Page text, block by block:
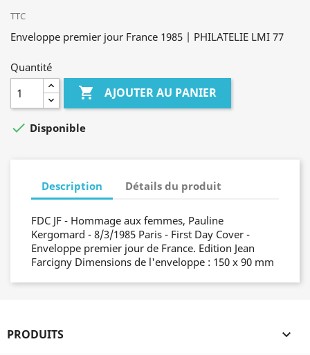
TTC
Enveloppe premier jour France 1985 | PHILATELIE LMI 77
Quantité
 AJOUTER AU PANIER
 Disponible
Description Détails du produit
FDC JF - Hommage aux femmes, Pauline
Kergomard - 8/3/1985 Paris - First Day Cover -
Enveloppe premier jour de France. Edition Jean
Farcigny Dimensions de l'enveloppe : 150 x 90 mm
PRODUITS 